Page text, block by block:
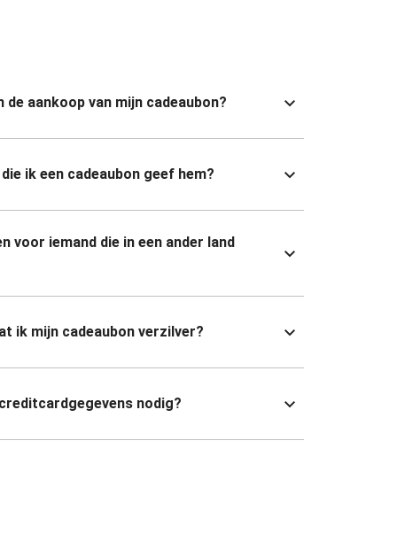
aankoop van mijn cadeaubon?
ik een cadeaubon geef hem?
voor iemand die in een ander land
ik mijn cadeaubon verzilver?
nodig?